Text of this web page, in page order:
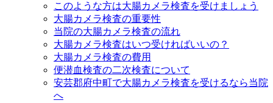
このような方は大腸カメラ検査を受けましょう
大腸カメラ検査の重要性
当院の大腸カメラ検査の流れ
大腸カメラ検査はいつ受ければいいの？
大腸カメラ検査の費用
便潜血検査の二次検査について
安芸郡府中町で大腸カメラ検査を受けるなら当院
へ